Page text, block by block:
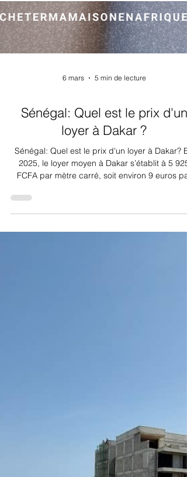
réalité du marché. Dakar n’est pas un bloc
homogène. C’est une capitale segmentée, où
écarts de prix traduisent des dynamiques
économiques et sociales très différentes selon